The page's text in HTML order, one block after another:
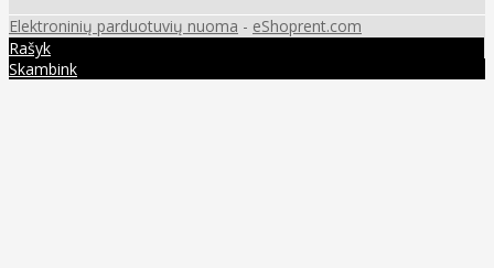
Elektroninių parduotuvių nuoma - eShoprent.com
Rašyk
Skambink